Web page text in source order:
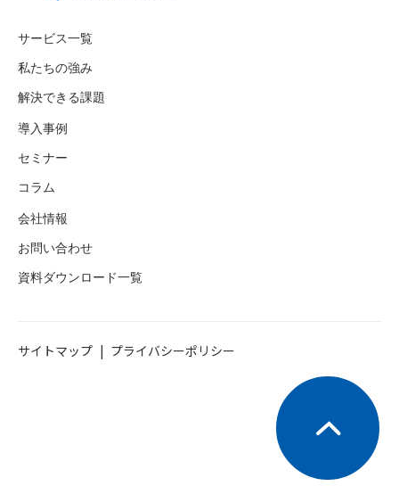
サービス一覧
私たちの強み
解決できる課題
導入事例
セミナー
コラム
会社情報
お問い合わせ
資料ダウンロード一覧
サイトマップ プライバシーポリシー